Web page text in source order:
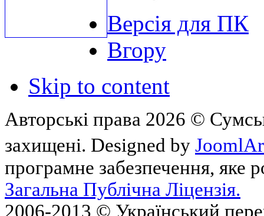
Версія для ПК
Вгору
Skip to content
Авторські права 2026 ©
захищені. Designed by
програмне забезпечення, яке
Загальна Публічна Ліцензія.
2006-2013 © Український